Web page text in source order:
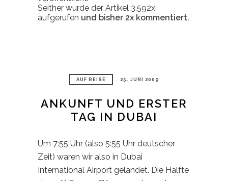
Seither wurde der Artikel 3.592x
aufgerufen und bisher 2x kommentiert.
AUF REISE 25. JUNI 2009
ANKUNFT UND ERSTER
TAG IN DUBAI
Um 7:55 Uhr (also 5:55 Uhr deutscher
Zeit) waren wir also in Dubai
International Airport gelandet. Die Hälfte